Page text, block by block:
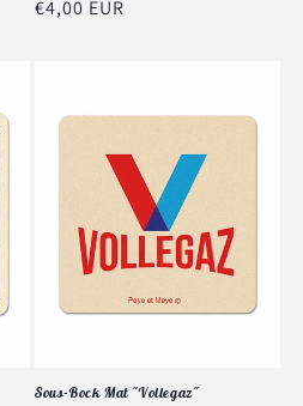
Prix
€4,00 EUR
Sous-Bock Mat "Vollegaz"